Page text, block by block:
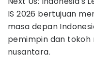
IS 2026 bertujuan
masa depan
pemimpin dan tokoh
nusantara.